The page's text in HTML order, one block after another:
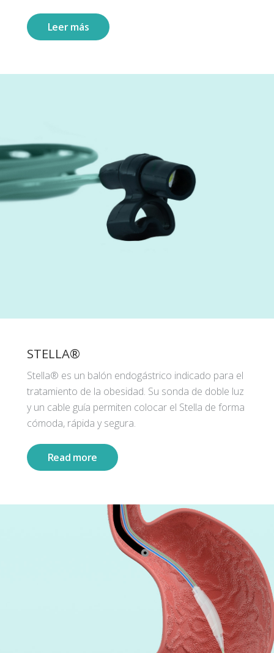
Leer más
STELLA®
Stella® es un balón endogástrico indicado para el
tratamiento de la obesidad. Su sonda de doble luz
y un cable guía permiten colocar el Stella de forma
cómoda, rápida y segura.
Read more